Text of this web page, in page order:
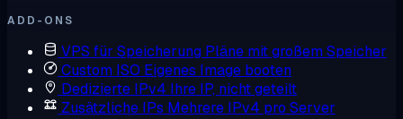
ADD-ONS
VPS für Speicherung Pläne mit großem Speicher
Custom ISO Eigenes Image booten
Dedizierte IPv4 Ihre IP, nicht geteilt
Zusätzliche IPs Mehrere IPv4 pro Server